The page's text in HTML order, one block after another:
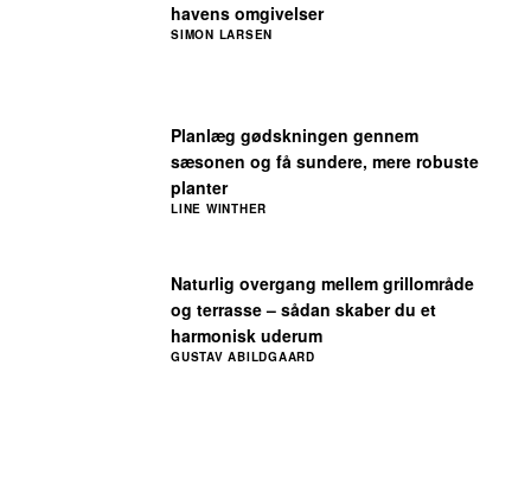
Naturlig overgang mellem grillområde
og terrasse – sådan skaber du et
harmonisk uderum
GUSTAV ABILDGAARD
Planlæg gødskningen gennem
sæsonen og få sundere, mere robuste
planter
LINE WINTHER
havens omgivelser
SIMON LARSEN